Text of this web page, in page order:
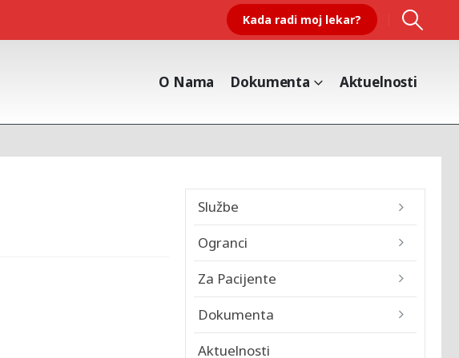
Kada radi moj lekar?
O Nama Dokumenta Aktuelnosti
Službe
Ogranci
Za Pacijente
Dokumenta
Aktuelnosti